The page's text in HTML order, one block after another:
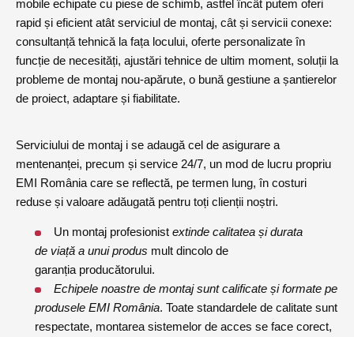
mobile echipate cu piese de schimb, astfel încât putem oferi
rapid și eficient atât serviciul de montaj, cât și servicii conexe:
consultanță tehnică la fața locului, oferte personalizate în
funcție de necesități, ajustări tehnice de ultim moment, soluții la
probleme de montaj nou-apărute, o bună gestiune a șantierelor
de proiect, adaptare și fiabilitate.
Serviciului de montaj i se adaugă cel de asigurare a
mentenanței, precum și service 24/7, un mod de lucru propriu
EMI România care se reflectă, pe termen lung, în costuri
reduse și valoare adăugată pentru toți clienții noștri.
Un montaj profesionist extinde calitatea șidurata
de viață a unui produs mult dincolo de
garanția producătorului.
Echipele noastrede montajsuntcalificate și formatepe
produsele EMI România. Toate standardele de calitate sunt
respectate, montarea sistemelor de acces se face corect,